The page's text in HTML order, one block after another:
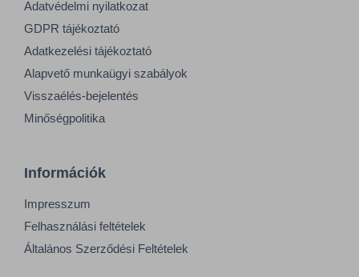
Adatvédelmi nyilatkozat
GDPR tájékoztató
Adatkezelési tájékoztató
Alapvető munkaügyi szabályok
Visszaélés-bejelentés
Minőségpolitika
Információk
Impresszum
Felhasználási feltételek
Általános Szerződési Feltételek